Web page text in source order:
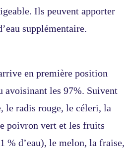
Ils peuvent apporter
supplémentaire.
en première position
avoisinant les 97%. Suivent
le radis rouge, le céleri, la
poivron vert et les fruits
% d’eau), le melon, la fraise,